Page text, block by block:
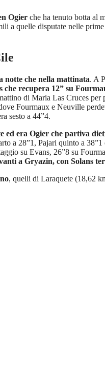
Ogier che ha tenuto botta al
a quelle disputate nelle
notte che nella mattinata. A
che recupera 12” su
di Maria Las Cruces
Fourmaux e Neuville
sesto a 44”4.
ed era Ogier che partiva
a 28”1, Pajari quinto a 38”1
su Evans, 26”8 su
a Gryazin, con Solans
, quelli di Laraquete (18,62